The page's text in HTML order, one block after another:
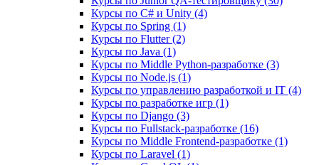
Курсы по C# и Unity (4)
Курсы по Spring (1)
Курсы по Flutter (2)
Курсы по Java (1)
Курсы по Middle Python-разработке (3)
Курсы по Node.js (1)
Курсы по управлению разработкой и IT (4)
Курсы по разработке игр (1)
Курсы по Django (3)
Курсы по Fullstack‑разработке (16)
Курсы по Middle Frontend-разработке (1)
Курсы по Laravel (1)